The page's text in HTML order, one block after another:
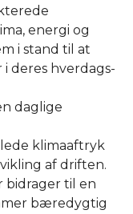
energi og
i stand til at
deres hverdags-
daglige
klimaaftryk
af driften.
bidrager til en
bæredygtig